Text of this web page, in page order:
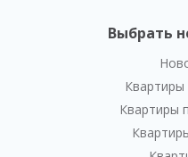
Выбрать
Квартиры
Квартиры